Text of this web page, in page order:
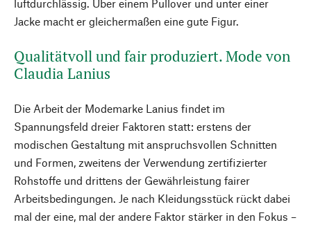
luftdurchlässig. Über einem Pullover und unter einer
Jacke macht er gleichermaßen eine gute Figur.
Qualitätvoll und fair produziert. Mode von
Claudia Lanius
Die Arbeit der Modemarke Lanius findet im
Spannungsfeld dreier Faktoren statt: erstens der
modischen Gestaltung mit anspruchsvollen Schnitten
und Formen, zweitens der Verwendung zertifizierter
Rohstoffe und drittens der Gewährleistung fairer
Arbeitsbedingungen. Je nach Kleidungsstück rückt dabei
mal der eine, mal der andere Faktor stärker in den Fokus –